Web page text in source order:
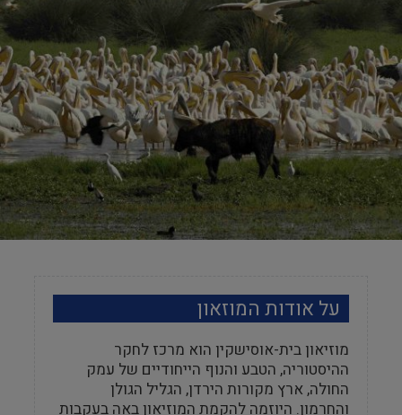
על אודות המוזאון
מוזיאון בית-אוסישקין הוא מרכז לחקר
ההיסטוריה, הטבע והנוף הייחודיים של עמק
החולה, ארץ מקורות הירדן, הגליל הגולן
והחרמון. היוזמה להקמת המוזיאון באה בעקבות